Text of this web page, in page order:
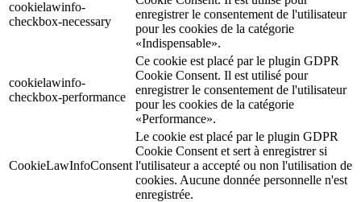
cookielawinfo-
checkbox-necessary
enregistrer le consentement de l'utilisateur
pour les cookies de la catégorie
«Indispensable».
cookielawinfo-
checkbox-performance
Ce cookie est placé par le plugin GDPR
Cookie Consent. Il est utilisé pour
enregistrer le consentement de l'utilisateur
pour les cookies de la catégorie
«Performance».
CookieLawInfoConsent
Le cookie est placé par le plugin GDPR
Cookie Consent et sert à enregistrer si
l'utilisateur a accepté ou non l'utilisation de
cookies. Aucune donnée personnelle n'est
enregistrée.